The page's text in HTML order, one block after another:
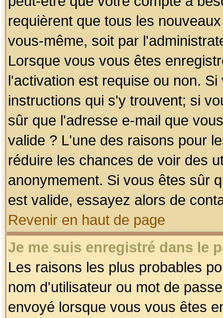
requièrent que tous les
vous-même, soit par
Lorsque vous vous êtes
l'activation est requise ou non.
instructions qui s'y trouvent; si
sûr que l'adresse e-mail que
valide ? L'une des raisons pour
réduire les chances de voir des
anonymement. Si vous êtes sûr
est valide, essayez alors de
Revenir en haut de page
Je me suis enregistré dans le
Les raisons les plus probables
nom d'utilisateur ou mot de
envoyé lorsque vous vous êtes